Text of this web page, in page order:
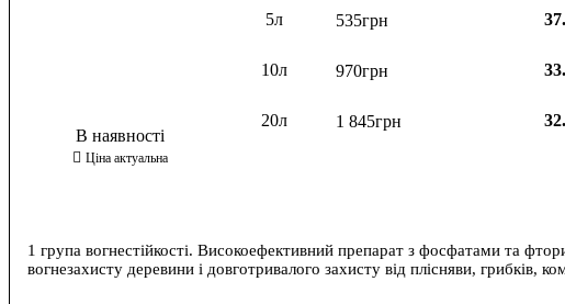
5л 535грн
10л 970грн
20л 1 845грн
1 група вогнестійкості. Високоефективний препарат з фосфатами та
вогнезахисту деревини і довготривалого захисту від плісняви, грибків,